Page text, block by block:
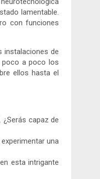
lamentable.
con funciones
instalaciones de
poco a poco los
ellos hasta el
capaz de
una
esta intrigante